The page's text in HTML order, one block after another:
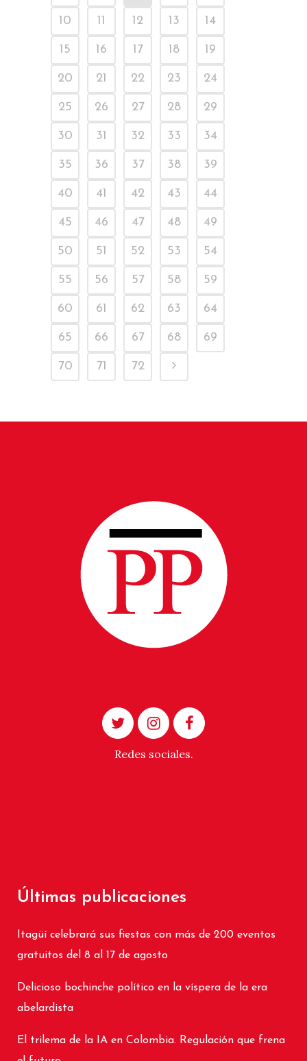
10 11 12 13 14
15 16 17 18 19
20 21 22 23 24
25 26 27 28 29
30 31 32 33 34
35 36 37 38 39
40 41 42 43 44
45 46 47 48 49
50 51 52 53 54
55 56 57 58 59
60 61 62 63 64
65 66 67 68 69
70 71 72
Redes sociales.
Últimas publicaciones
Itagüí celebrará sus fiestas con más de 200 eventos
gratuitos del 8 al 17 de agosto
Delicioso bochinche político en la víspera de la era
abelardista
El trilema de la IA en Colombia. Regulación que frena